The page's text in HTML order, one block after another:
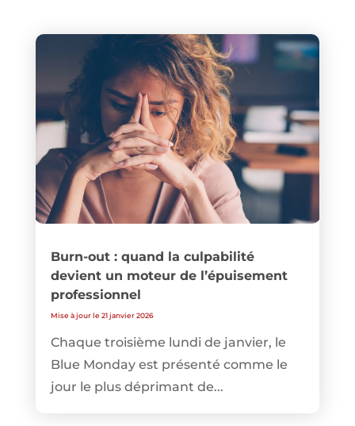
Burn-out : quand la culpabilité
devient un moteur de l’épuisement
professionnel
Mise à jour le 21 janvier 2026
Chaque troisième lundi de janvier, le
Blue Monday est présenté comme le
jour le plus déprimant de...